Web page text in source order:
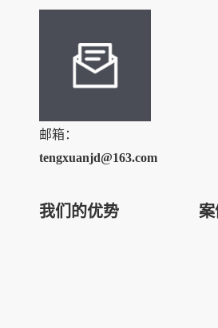
邮箱：
tengxuanjd@163.com
我们的优势